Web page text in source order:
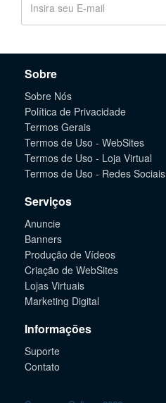
Sobre
Sobre Nós
Política de Privacidade
Termos Gerais
Termos de Uso - WebSites
Termos de Uso - Loja Virtual
Termos de Uso - Redes Sociais
Serviços
Anuncie
Banners
Produção de Vídeos
Criação de WebSites
Lojas Virtuais
Marketing Digital
Informações
Suporte
Contato